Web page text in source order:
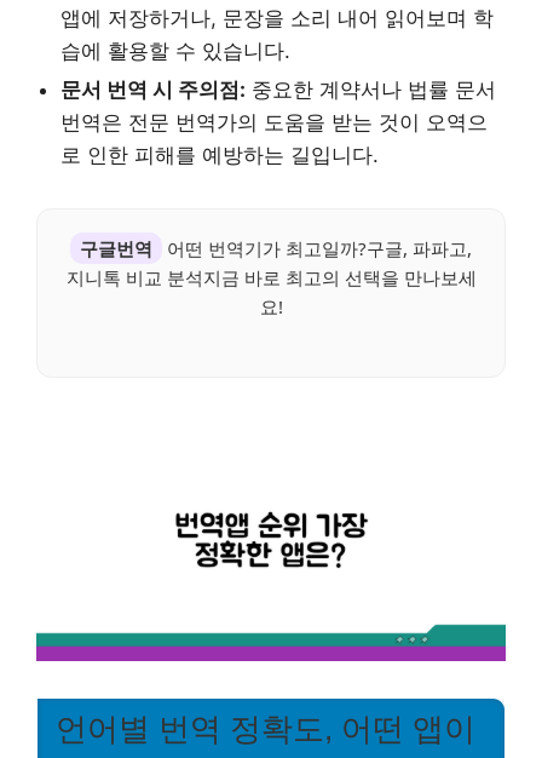
앱에 저장하거나, 문장을 소리 내어 읽어보며 학
습에 활용할 수 있습니다.
문서 번역 시 주의점: 중요한 계약서나 법률 문서
번역은 전문 번역가의 도움을 받는 것이 오역으
로 인한 피해를 예방하는 길입니다.
구글번역
어떤 번역기가 최고일까?구글, 파파고,
지니톡 비교 분석지금 바로 최고의 선택을 만나보세
요!
언어별 번역 정확도, 어떤 앱이